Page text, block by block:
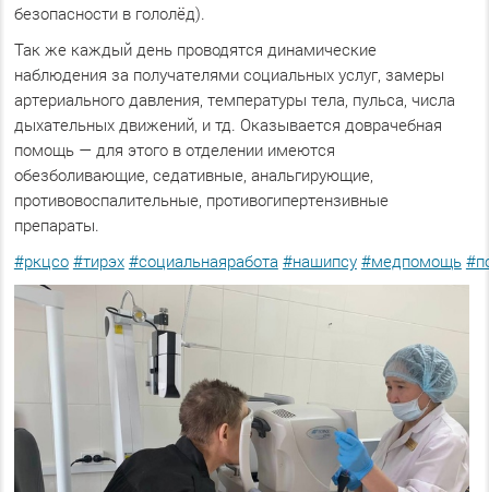
безопасности в гололёд).
Так же каждый день проводятся динамические
наблюдения за получателями социальных услуг, замеры
артериального давления, температуры тела, пульса, числа
дыхательных движений, и тд. Оказывается доврачебная
помощь — для этого в отделении имеются
обезболивающие, седативные, анальгирующие,
противовоспалительные, противогипертензивные
препараты.
#ркцсо #тирэх #социальнаяработа #нашипсу #медпомощь